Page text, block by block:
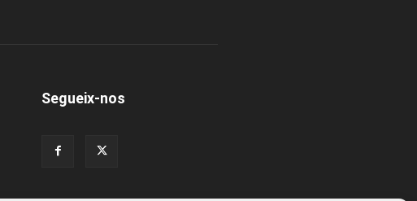
Segueix-nos